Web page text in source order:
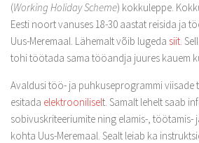
(Working Holiday Scheme) kokkuleppe.
Eesti noort vanuses 18-30 aastat reisida ja
Uus-Meremaal. Lähemalt võib lugeda siit.
tohi töötada sama tööandja juures kauem
Avaldusi töö- ja puhkuseprogrammi viisade
esitada elektrooniliselt. Samalt lehelt saab
sobivuskriteeriumite ning elamis-, töötamis-
kohta Uus-Meremaal. Sealt leiab ka